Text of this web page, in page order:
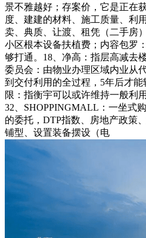
景不雅越好；存案价，它是正在
度、建建的材料、施工质量、利
卖、典质、让渡、租凭（二手房
小区根本设备扶植费；内容包罗
够打通。18、净高：指层高减去
委员会：由物业办理区域内业从
到交付利用的全过程，5年后才
限：指衡宇可以或许维持一般利
32、SHOPPINGMALL：一坐式
的委托，DTP指数、房地产政策
铺型、设置装备摆设（电